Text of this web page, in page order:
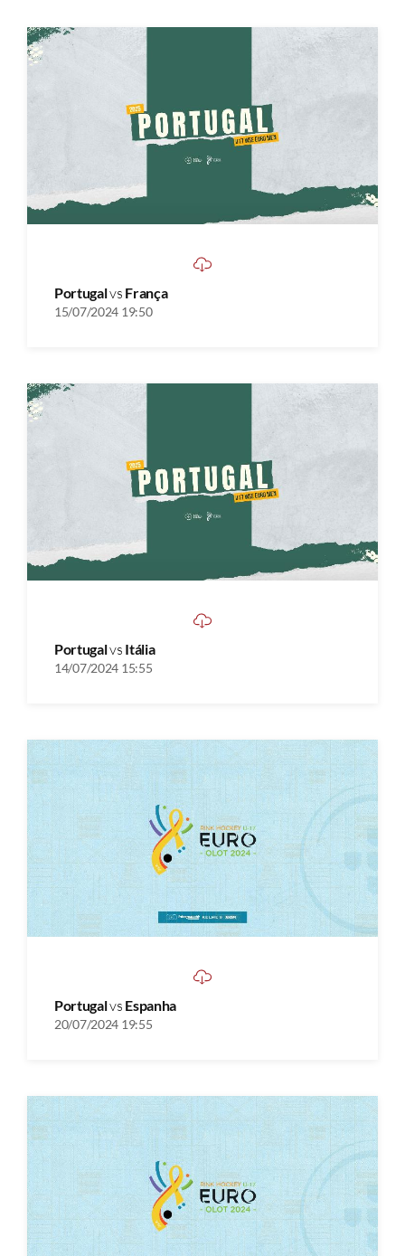
Portugalvs França
15/07/2024 19:50
Portugalvs Itália
14/07/2024 15:55
Portugalvs Espanha
20/07/2024 19:55